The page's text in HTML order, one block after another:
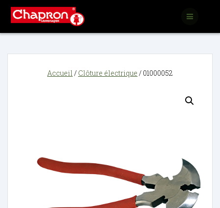
Accueil / Clôture électrique / 01000052